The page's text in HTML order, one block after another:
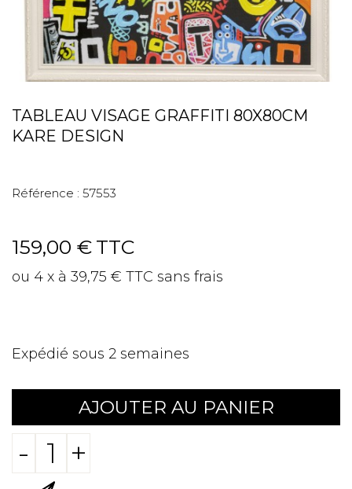
TABLEAU VISAGE GRAFFITI 80X80CM
KARE DESIGN
Référence : 57553
159,00 € TTC
ou 4 x à 39,75 € TTC sans frais
Expédié sous 2 semaines
AJOUTER AU PANIER
- +